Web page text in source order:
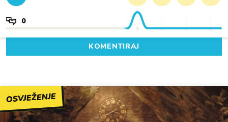
0
KOMENTIRAJ
OSVJEŽENJE